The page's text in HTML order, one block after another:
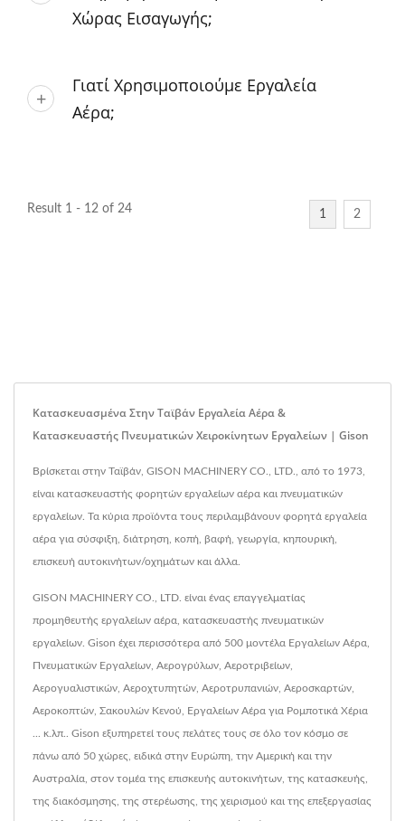
Χώρας Εισαγωγής;
Γιατί Χρησιμοποιούμε Εργαλεία
Αέρα;
Result 1 - 12 of 24 1 2
Κατασκευασμένα Στην Ταϊβάν Εργαλεία Αέρα &
Κατασκευαστής Πνευματικών Χειροκίνητων Εργαλείων | Gison
Βρίσκεται στην Ταϊβάν, GISON MACHINERY CO., LTD., από το 1973,
είναι κατασκευαστής φορητών εργαλείων αέρα και πνευματικών
εργαλείων. Τα κύρια προϊόντα τους περιλαμβάνουν φορητά εργαλεία
αέρα για σύσφιξη, διάτρηση, κοπή, βαφή, γεωργία, κηπουρική,
επισκευή αυτοκινήτων/οχημάτων και άλλα.
GISON MACHINERY CO., LTD. είναι ένας επαγγελματίας
προμηθευτής εργαλείων αέρα, κατασκευαστής πνευματικών
εργαλείων. Gison έχει περισσότερα από 500 μοντέλα Εργαλείων Αέρα,
Πνευματικών Εργαλείων, Αερογρύλων, Αεροτριβείων,
Αερογυαλιστικών, Αεροχτυπητών, Αεροτρυπανιών, Αεροσκαρτών,
Αεροκοπτών, Σακουλών Κενού, Εργαλείων Αέρα για Ρομποτικά Χέρια
... κ.λπ.. Gison εξυπηρετεί τους πελάτες τους σε όλο τον κόσμο σε
πάνω από 50 χώρες, ειδικά στην Ευρώπη, την Αμερική και την
Αυστραλία, στον τομέα της επισκευής αυτοκινήτων, της κατασκευής,
της διακόσμησης, της στερέωσης, της χειρισμού και της επεξεργασίας